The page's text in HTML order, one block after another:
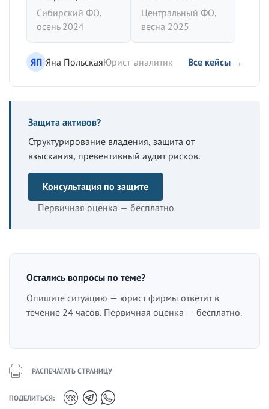
Сибирский ФО,
осень 2024
Центральный ФО,
весна 2025
ЯП Яна ПольскаяЮрист-аналитик Все кейсы →
Защита активов?
Структурирование владения, защита от
взыскания, превентивный аудит рисков.
Консультация по защите
Первичная оценка — бесплатно
Остались вопросы по теме?
Опишите ситуацию — юрист фирмы ответит в
течение 24 часов. Первичная оценка — бесплатно.
РАСПЕЧАТАТЬ СТРАНИЦУ
ПОДЕЛИТЬСЯ: